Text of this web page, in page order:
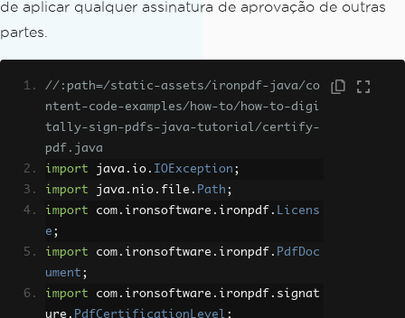
de aplicar qualquer assinatura de aprovação de outras
partes.
//:path=/static-assets/ironpdf-java/co
ntent-code-examples/how-to/how-to-digi
tally-sign-pdfs-java-tutorial/certify-
pdf.java
import java . io . IOException ;
import java . nio . file . Path ;
import com . ironsoftware . ironpdf . Licens
e ;
import com . ironsoftware . ironpdf . PdfDoc
ument ;
import com . ironsoftware . ironpdf . signat
ure . PdfCertificationLevel ;